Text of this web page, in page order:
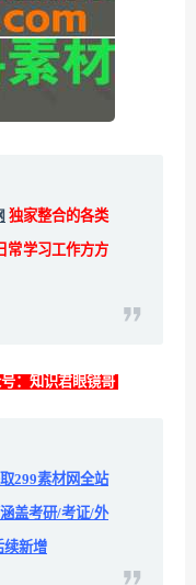
独家整合的各类
常学习工作方方
：知识君眼镜哥
299素材网全站
盖考研/考证/外
续新增